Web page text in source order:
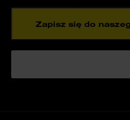
Zapisz się do